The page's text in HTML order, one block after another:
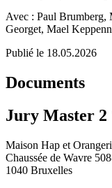
Avec : Paul Brumberg,
Georget, Mael
Publié le 18.05.2026
Documents
Jury Master
Maison Hap et
Chaussée de Wavre
1040 Bruxelles